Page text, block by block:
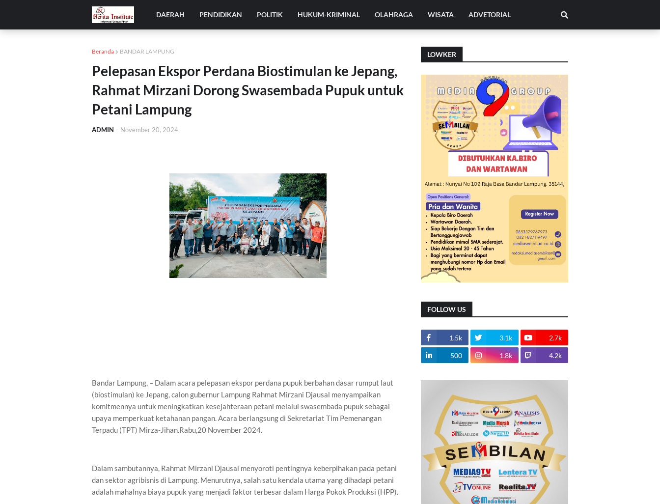
DAERAH PENDIDIKAN POLITIK HUKUM-KRIMINAL OLAHRAGA WISATA ADVETORIAL
Beranda BANDAR LAMPUNG
Pelepasan Ekspor Perdana Biostimulan ke Jepang,
Rahmat Mirzani Dorong Swasembada Pupuk untuk
Petani Lampung
ADMIN - November 20, 2024
Bandar Lampung, – Dalam acara pelepasan ekspor perdana pupuk berbahan dasar rumput laut
(biostimulan) ke Jepang, calon gubernur Lampung Rahmat Mirzani Djausal menyampaikan
komitmennya untuk meningkatkan kesejahteraan petani melalui swasembada pupuk sebagai
upaya memperkuat ketahanan pangan. Acara berlangsung di Sekretariat Tim Pemenangan
Terpadu (TPT) Mirza-Jihan.Rabu,20 November 2024.
Dalam sambutannya, Rahmat Mirzani Djausal menyoroti pentingnya keberpihakan pada petani
dan sektor agribisnis di Lampung. Menurutnya, salah satu kendala utama yang dihadapi petani
adalah mahalnya biaya pupuk yang menjadi faktor terbesar dalam Harga Pokok Produksi (HPP).
LOWKER
FOLLOW US
1.5k 3.1k 2.7k
500 1.8k 4.2k